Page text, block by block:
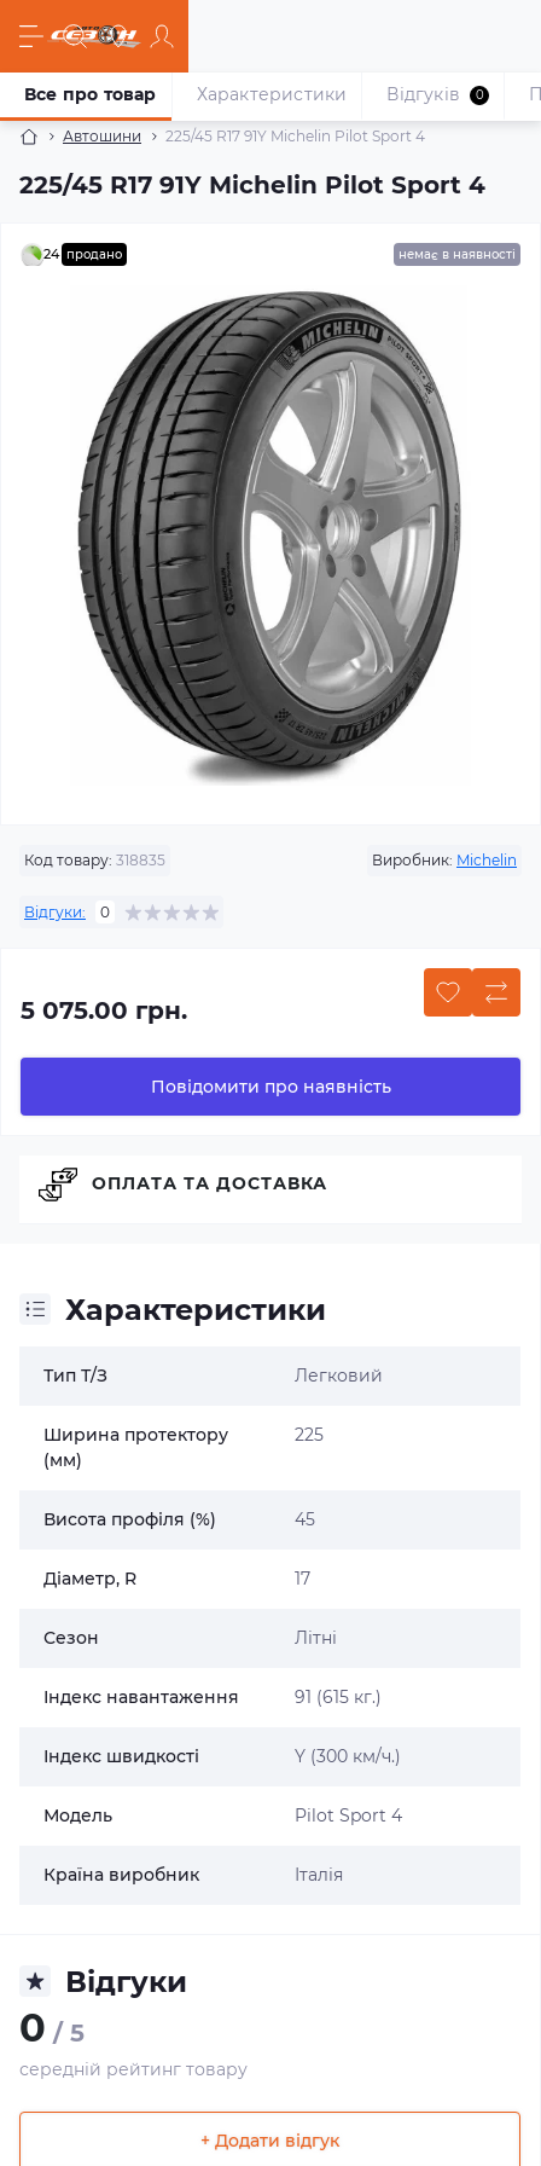
Автошини 225/45 R17 91Y Michelin Pilot Sport 4
225/45 R17 91Y Michelin Pilot Sport 4
Все про товар Характеристики Відгуків 0
24 продано немає в наявності
Код товару: 318835 Виробник: Michelin
Відгуки: 0
5 075.00 грн.
Повідомити про наявність
Характеристики
Тип Т/З Легковий
Ширина протектору
(мм)
225
Висота профіля (%) 45
Діаметр, R 17
Сезон Літні
Індекс навантаження 91 (615 кг.)
Індекс швидкості Y (300 км/ч.)
Модель Pilot Sport 4
Країна виробник Італія
Відгуки
0 / 5
середній рейтинг товару
+ Додати відгук
ОПЛАТА ТА ДОСТАВКА